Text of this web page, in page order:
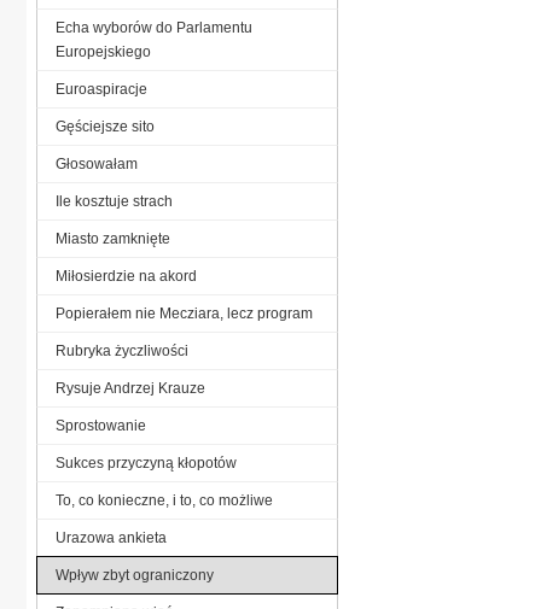
Echa wyborów do Parlamentu
Europejskiego
Euroaspiracje
Gęściejsze sito
Głosowałam
Ile kosztuje strach
Miasto zamknięte
Miłosierdzie na akord
Popierałem nie Mecziara, lecz program
Rubryka życzliwości
Rysuje Andrzej Krauze
Sprostowanie
Sukces przyczyną kłopotów
To, co konieczne, i to, co możliwe
Urazowa ankieta
Wpływ zbyt ograniczony